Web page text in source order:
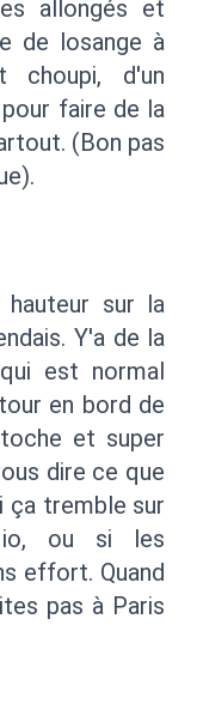
allongés et
de losange à
choupi, d'un
faire de la
(Bon pas
sur la
Y'a de la
est normal
en bord de
et super
dire ce que
ça tremble sur
ou si les
effort. Quand
pas à Paris